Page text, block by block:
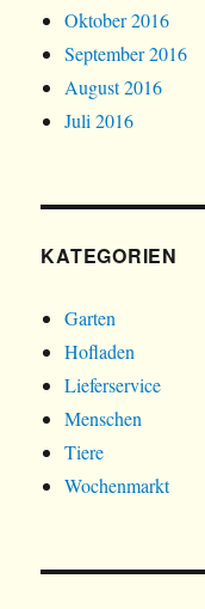
Oktober 2016
September 2016
August 2016
Juli 2016
KATEGORIEN
Garten
Hofladen
Lieferservice
Menschen
Tiere
Wochenmarkt